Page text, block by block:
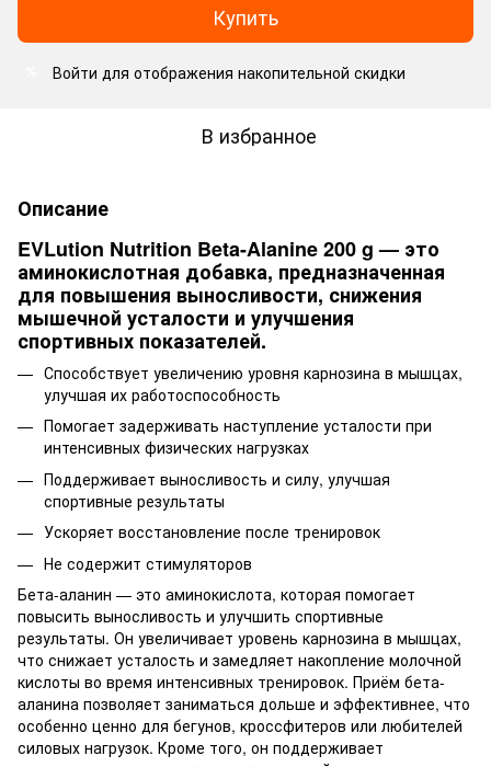
Купить
Войти для отображения накопительной скидки
В избранное
Описание
EVLution Nutrition Beta-Alanine 200 g — это
аминокислотная добавка, предназначенная
для повышения выносливости, снижения
мышечной усталости и улучшения
спортивных показателей.
Способствует увеличению уровня карнозина в мышцах,
улучшая их работоспособность
Помогает задерживать наступление усталости при
интенсивных физических нагрузках
Поддерживает выносливость и силу, улучшая
спортивные результаты
Ускоряет восстановление после тренировок
Не содержит стимуляторов
Бета-аланин — это аминокислота, которая помогает
повысить выносливость и улучшить спортивные
результаты. Он увеличивает уровень карнозина в мышцах,
что снижает усталость и замедляет накопление молочной
кислоты во время интенсивных тренировок. Приём бета-
аланина позволяет заниматься дольше и эффективнее, что
особенно ценно для бегунов, кроссфитеров или любителей
силовых нагрузок. Кроме того, он поддерживает